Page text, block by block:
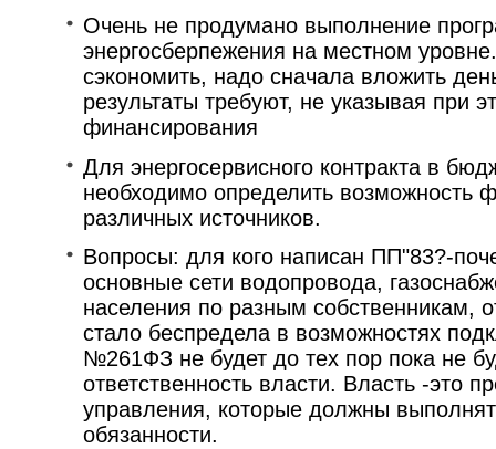
Очень не продумано выполнение
энергосберпежения на местном
сэкономить, надо сначала вложить
результаты требуют, не указывая при
финансирования
Для энергосервисного контракта в
необходимо определить возможность
различных источников.
Вопросы: для кого написан ПП"83?-
основные сети водопровода,
населения по разным собственникам,
стало беспредела в возможностях
№261ФЗ не будет до тех пор пока не
ответственность власти. Власть -это
управления, которые должны
обязанности.